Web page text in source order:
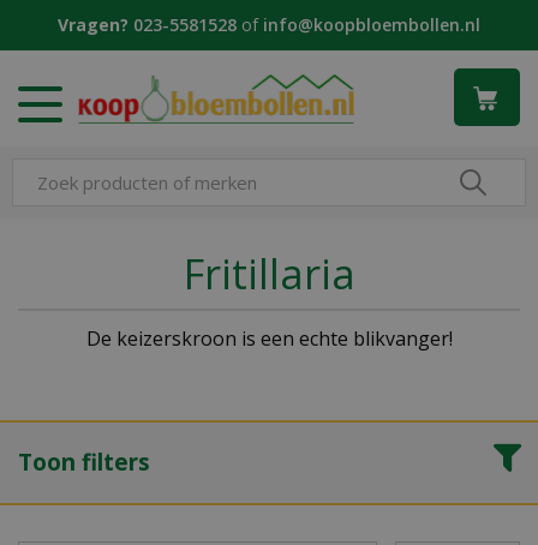
Vragen? 023-5581528 of info@koopbloembollen.nl
Fritillaria
De keizerskroon is een echte blikvanger!
Toon filters